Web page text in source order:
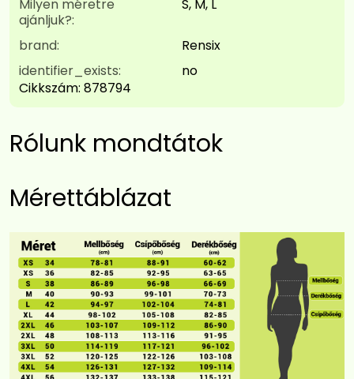
Milyen méretre
ajánljuk?:
S, M, L
brand:
Rensix
identifier_exists:
no
Cikkszám: 878794
Rólunk mondtátok
Mérettáblázat